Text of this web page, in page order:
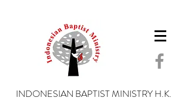
INDONESIAN BAPTIST MINISTRY H.K.